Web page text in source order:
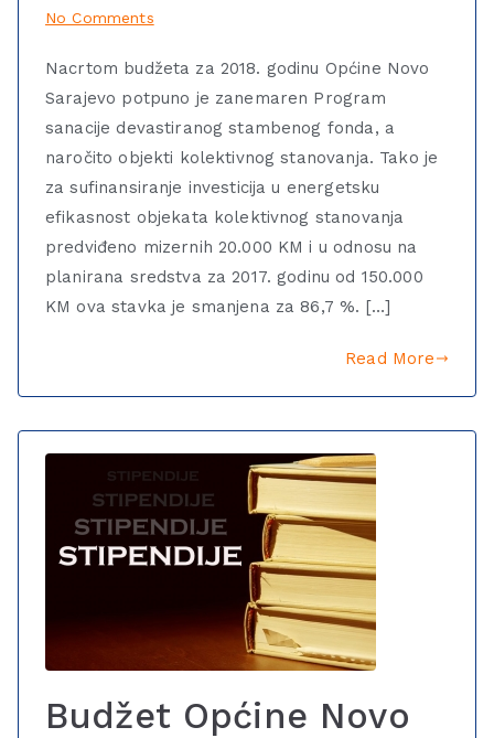
No Comments
Nacrtom budžeta za 2018. godinu Općine Novo
Sarajevo potpuno je zanemaren Program
sanacije devastiranog stambenog fonda, a
naročito objekti kolektivnog stanovanja. Tako je
za sufinansiranje investicija u energetsku
efikasnost objekata kolektivnog stanovanja
predviđeno mizernih 20.000 KM i u odnosu na
planirana sredstva za 2017. godinu od 150.000
KM ova stavka je smanjena za 86,7 %. […]
Read More
Budžet Općine Novo